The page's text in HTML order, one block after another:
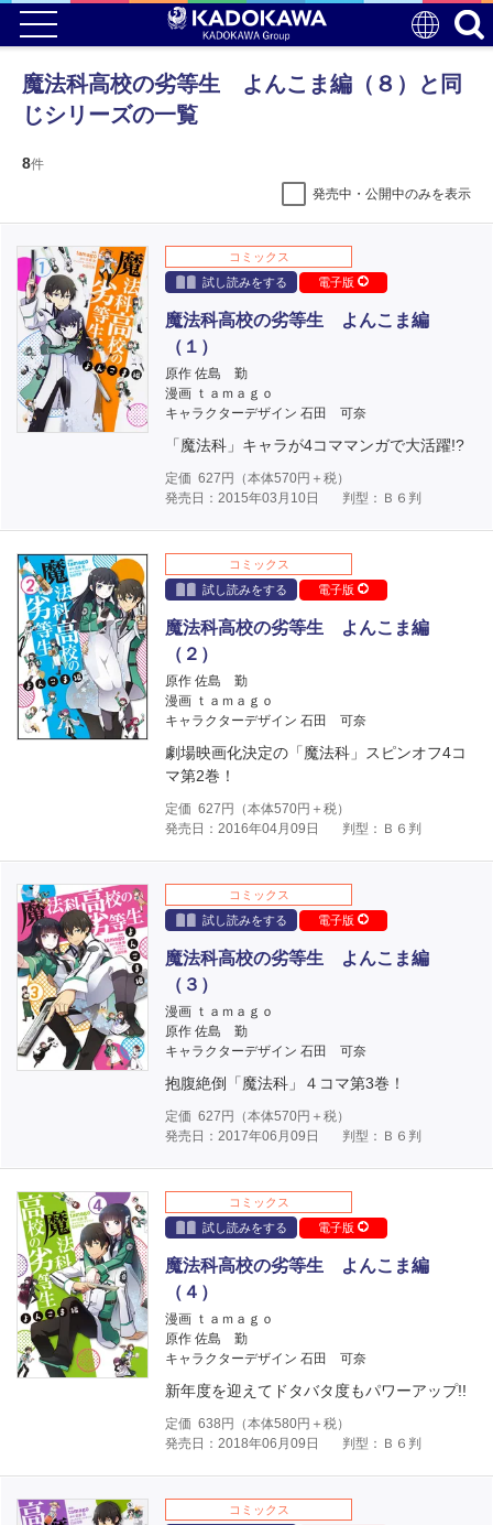
魔法科高校の劣等生 よんこま編（８）と同
じシリーズの一覧
8件
発売中・公開中のみを表示
コミックス
試し読みをする
電子版
魔法科高校の劣等生 よんこま編
（１）
原作 佐島 勤
漫画 ｔａｍａｇｏ
キャラクターデザイン 石田 可奈
「魔法科」キャラが4コママンガで大活躍!?
定価 627 円（本体570円＋税）
発売日：2015年03月10日
判型：Ｂ６判
コミックス
試し読みをする
電子版
魔法科高校の劣等生 よんこま編
（２）
原作 佐島 勤
漫画 ｔａｍａｇｏ
キャラクターデザイン 石田 可奈
劇場映画化決定の「魔法科」スピンオフ4コ
マ第2巻！
定価 627 円（本体570円＋税）
発売日：2016年04月09日
判型：Ｂ６判
コミックス
試し読みをする
電子版
魔法科高校の劣等生 よんこま編
（３）
漫画 ｔａｍａｇｏ
原作 佐島 勤
キャラクターデザイン 石田 可奈
抱腹絶倒「魔法科」４コマ第3巻！
定価 627 円（本体570円＋税）
発売日：2017年06月09日
判型：Ｂ６判
コミックス
試し読みをする
電子版
魔法科高校の劣等生 よんこま編
（４）
漫画 ｔａｍａｇｏ
原作 佐島 勤
キャラクターデザイン 石田 可奈
新年度を迎えてドタバタ度もパワーアップ!!
定価 638 円（本体580円＋税）
発売日：2018年06月09日
判型：Ｂ６判
コミックス